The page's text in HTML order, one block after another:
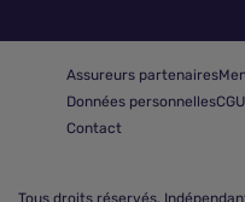
Assureurs partenaires
Données personnellesCGU
Contact
Tous droits réservés.